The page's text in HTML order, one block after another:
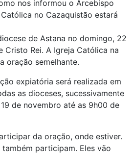
nos informou o Arcebispo
no Cazaquistão estará
de Astana no domingo, 22
Cristo Rei. A Igreja Católica na
oração semelhante.
expiatória será realizada em
as dioceses, sucessivamente
de novembro até as 9h00 de
da oração, onde estiver.
participam. Eles vão